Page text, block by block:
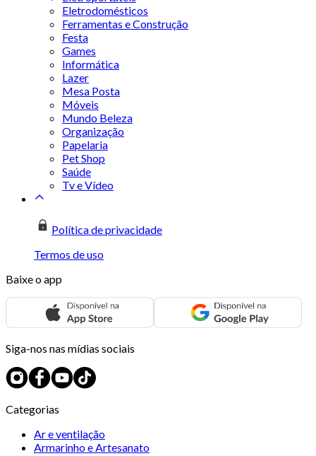
Eletrodomésticos
Ferramentas e Construção
Festa
Games
Informática
Lazer
Mesa Posta
Móveis
Mundo Beleza
Organização
Papelaria
Pet Shop
Saúde
Tv e Vídeo
Política de privacidade
Termos de uso
Baixe o app
Siga-nos nas mídias sociais
Categorias
Ar e ventilação
Armarinho e Artesanato